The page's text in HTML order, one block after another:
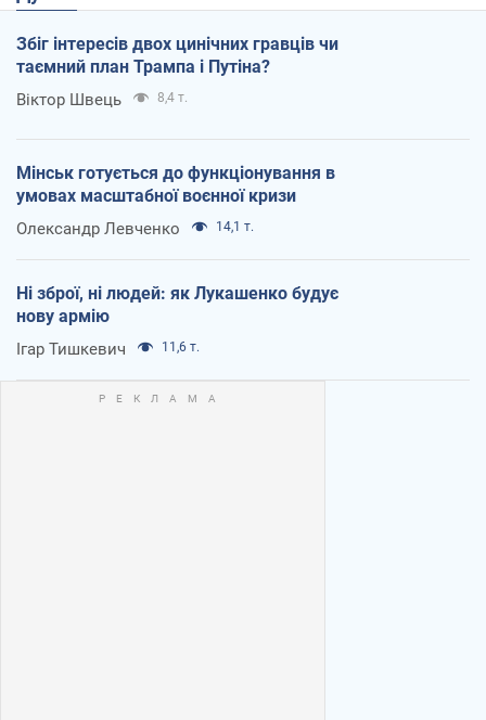
Збіг інтересів двох цинічних гравців чи
таємний план Трампа і Путіна?
Віктор Швець 8,4 т.
Мінськ готується до функціонування в
умовах масштабної воєнної кризи
Олександр Левченко 14,1 т.
Ні зброї, ні людей: як Лукашенко будує
нову армію
Ігар Тишкевич 11,6 т.